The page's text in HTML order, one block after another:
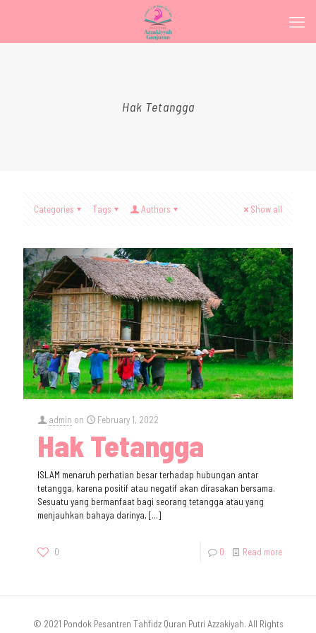
Hak Tetangga
Categories Tags Authors Show all
admin on February 1, 2022
Hak Tetangga
ISLAM menaruh perhatian besar terhadap hubungan antar
tetangga, karena positif atau negatif akan dirasakan bersama.
Sesuatu yang bermanfaat bagi seorang tetangga atau yang
menjauhkan bahaya darinya, […]
0 0 Read more
© 2021 Pondok Pesantren Tahfidz Quran Putri Azzakiyah. All Rights